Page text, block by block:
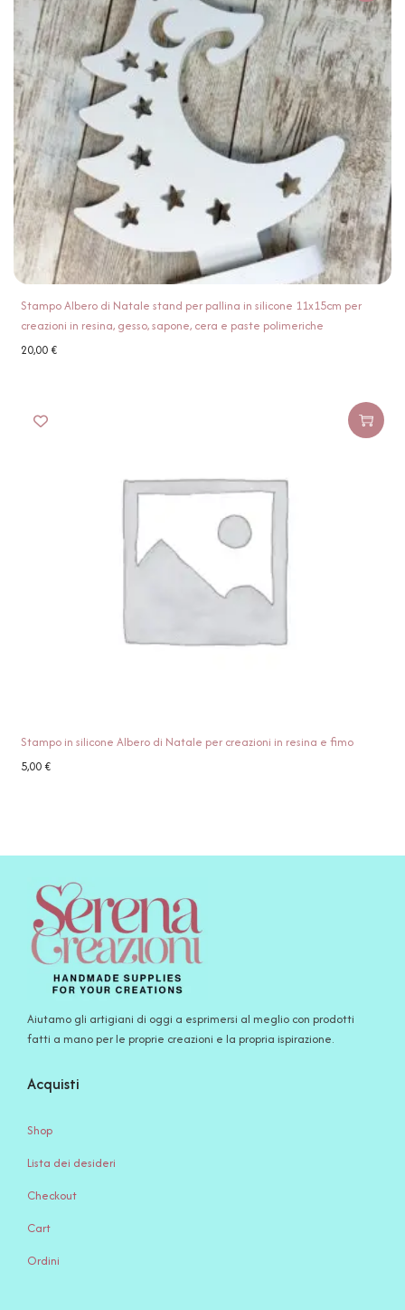
Stampo Albero di Natale stand per pallina in silicone 11x15cm per
creazioni in resina, gesso, sapone, cera e paste polimeriche
20,00€
Stampo in silicone Albero di Natale per creazioni in resina e fimo
5,00€
Aiutamo gli artigiani di oggi a esprimersi al meglio con prodotti
fatti a mano per le proprie creazioni e la propria ispirazione.
Acquisti
Shop
Lista dei desideri
Checkout
Cart
Ordini